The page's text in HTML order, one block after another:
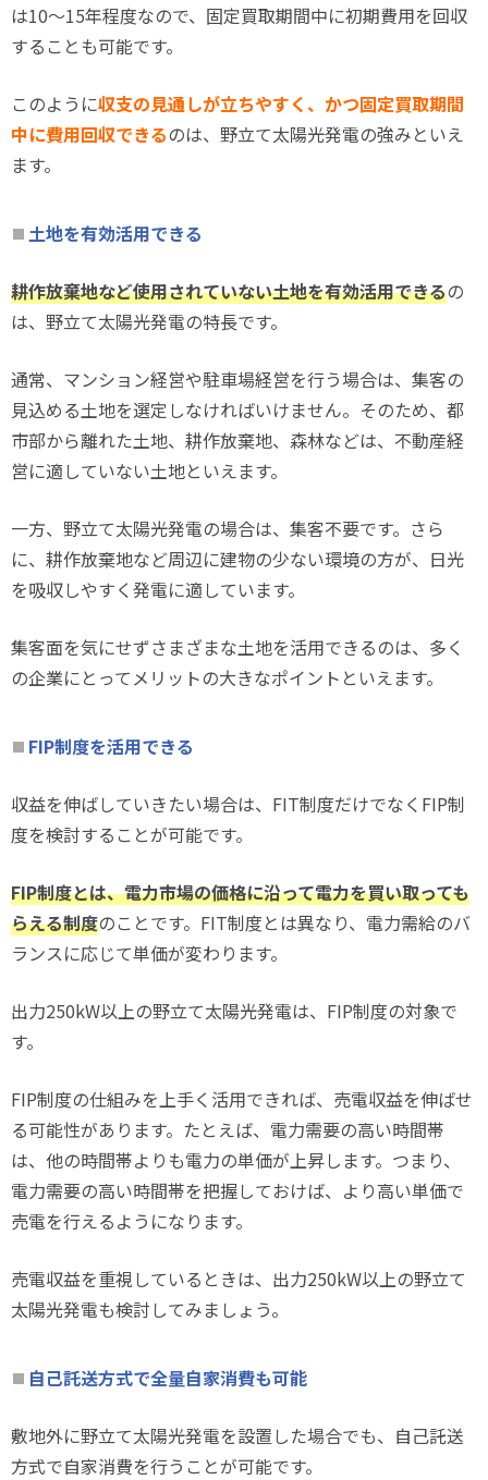
は10～15年程度なので、固定買取期間中に初期費用を回収
することも可能です。
このように収支の見通しが立ちやすく、かつ固定買取期間
中に費用回収できるのは、野立て太陽光発電の強みといえ
ます。
土地を有効活用できる
耕作放棄地など使用されていない土地を有効活用できるの
は、野立て太陽光発電の特長です。
通常、マンション経営や駐車場経営を行う場合は、集客の
見込める土地を選定しなければいけません。そのため、都
市部から離れた土地、耕作放棄地、森林などは、不動産経
営に適していない土地といえます。
一方、野立て太陽光発電の場合は、集客不要です。さら
に、耕作放棄地など周辺に建物の少ない環境の方が、日光
を吸収しやすく発電に適しています。
集客面を気にせずさまざまな土地を活用できるのは、多く
の企業にとってメリットの大きなポイントといえます。
FIP制度を活用できる
収益を伸ばしていきたい場合は、FIT制度だけでなくFIP制
度を検討することが可能です。
FIP制度とは、電力市場の価格に沿って電力を買い取っても
らえる制度のことです。FIT制度とは異なり、電力需給のバ
ランスに応じて単価が変わります。
出力250kW以上の野立て太陽光発電は、FIP制度の対象で
す。
FIP制度の仕組みを上手く活用できれば、売電収益を伸ばせ
る可能性があります。たとえば、電力需要の高い時間帯
は、他の時間帯よりも電力の単価が上昇します。つまり、
電力需要の高い時間帯を把握しておけば、より高い単価で
売電を行えるようになります。
売電収益を重視しているときは、出力250kW以上の野立て
太陽光発電も検討してみましょう。
自己託送方式で全量自家消費も可能
敷地外に野立て太陽光発電を設置した場合でも、自己託送
方式で自家消費を行うことが可能です。